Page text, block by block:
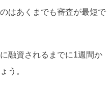
はあくまでも審査が最短で
融資されるまでに1週間か
う。